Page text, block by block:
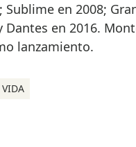
Sublime en 2008;
en 2016.
lanzamiento.
VIDA